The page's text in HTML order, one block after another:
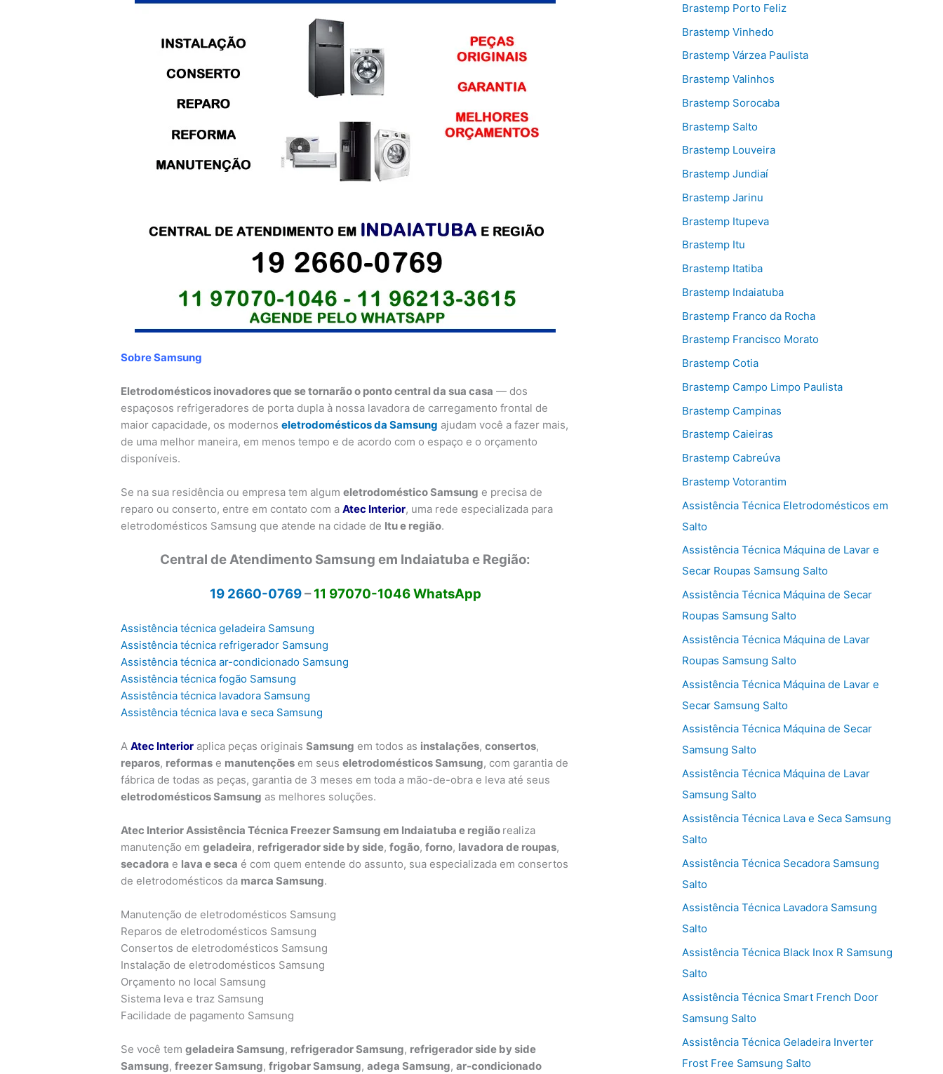
Sobre Samsung
Eletrodomésticos inovadores que se tornarão o ponto central da sua casa — dos
espaçosos refrigeradores de porta dupla à nossa lavadora de carregamento frontal de
maior capacidade, os modernoseletrodomésticos da Samsung ajudam você a fazer mais,
de uma melhor maneira, em menos tempo e de acordo com o espaço e o orçamento
disponíveis.
Se na sua residência ou empresa tem algumeletrodoméstico Samsung e precisa de
reparo ou conserto, entre em contato com aAtec Interior, uma rede especializada para
eletrodomésticos Samsung que atende na cidade de Itu e região.
Central de Atendimento Samsung em Indaiatuba e Região:
19 2660-0769–11 97070-1046 WhatsApp
Assistência técnica geladeira Samsung
Assistência técnica refrigerador Samsung
Assistência técnica ar-condicionado Samsung
Assistência técnica fogão Samsung
Assistência técnica lavadora Samsung
Assistência técnica lava e seca Samsung
A Atec Interior aplica peças originaisSamsung em todos as instalações,consertos,
reparos, reformas e manutenções em seuseletrodomésticos Samsung, com garantia de
fábrica de todas as peças, garantia de 3 meses em toda a mão-de-obra e leva até seus
eletrodomésticos Samsung as melhores soluções.
Atec Interior Assistência Técnica Freezer Samsung em Indaiatuba e região realiza
manutenção emgeladeira, refrigerador side by side,fogão,forno, lavadora de roupas,
secadora e lava e seca é com quem entende do assunto, sua especializada em consertos
de eletrodomésticos da marca Samsung.
Manutenção de eletrodomésticos Samsung
Reparos de eletrodomésticos Samsung
Consertos de eletrodomésticos Samsung
Instalação de eletrodomésticos Samsung
Orçamento no local Samsung
Sistema leva e traz Samsung
Facilidade de pagamento Samsung
Se você temgeladeira Samsung, refrigerador Samsung, refrigerador side by side
Samsung,freezer Samsung,frigobar Samsung,adega Samsung,ar-condicionado
Brastemp Porto Feliz
Brastemp Vinhedo
Brastemp Várzea Paulista
Brastemp Valinhos
Brastemp Sorocaba
Brastemp Salto
Brastemp Louveira
Brastemp Jundiaí
Brastemp Jarinu
Brastemp Itupeva
Brastemp Itu
Brastemp Itatiba
Brastemp Indaiatuba
Brastemp Franco da Rocha
Brastemp Francisco Morato
Brastemp Cotia
Brastemp Campo Limpo Paulista
Brastemp Campinas
Brastemp Caieiras
Brastemp Cabreúva
Brastemp Votorantim
Assistência Técnica Eletrodomésticos em
Salto
Assistência Técnica Máquina de Lavar e
Secar Roupas Samsung Salto
Assistência Técnica Máquina de Secar
Roupas Samsung Salto
Assistência Técnica Máquina de Lavar
Roupas Samsung Salto
Assistência Técnica Máquina de Lavar e
Secar Samsung Salto
Assistência Técnica Máquina de Secar
Samsung Salto
Assistência Técnica Máquina de Lavar
Samsung Salto
Assistência Técnica Lava e Seca Samsung
Salto
Assistência Técnica Secadora Samsung
Salto
Assistência Técnica Lavadora Samsung
Salto
Assistência Técnica Black Inox R Samsung
Salto
Assistência Técnica Smart French Door
Samsung Salto
Assistência Técnica Geladeira Inverter
Frost Free Samsung Salto